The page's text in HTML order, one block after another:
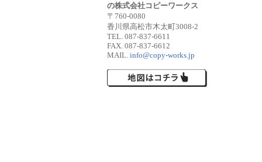
の株式会社コピーワークス
〒760-0080
香川県高松市木太町3008-2
TEL. 087-837-6611
FAX. 087-837-6612
MAIL. info@copy-works.jp